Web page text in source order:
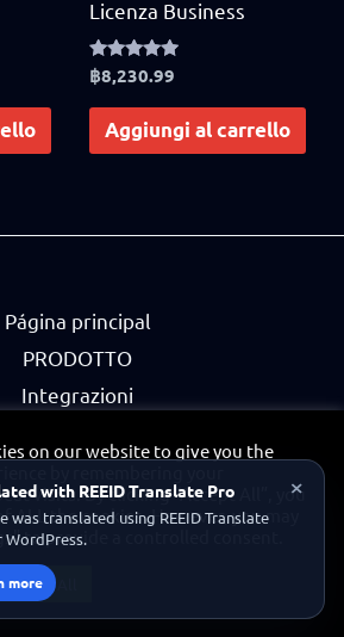
Licenza Business
Rated
4.75
out of 5
฿8,230.99
Aggiungi al carrello
Página principal
PRODOTTO
Integrazioni
sulla privacy
Contatto
Portale Partner
on our website to give you the
by remembering your
visits. By clicking “Accept All”, you
ALL the cookies. However, you may
to provide a controlled consent.
Accept All
×
with REEID Translate Pro
was translated using REEID Translate
WordPress.
more